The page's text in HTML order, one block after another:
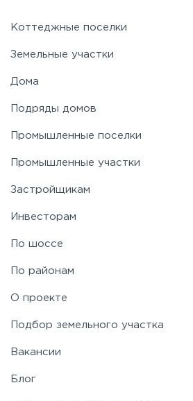
Коттеджные поселки
Земельные участки
Дома
Подряды домов
Промышленные поселки
Промышленные участки
Застройщикам
Инвесторам
По шоссе
По районам
О проекте
Подбор земельного участка
Вакансии
Блог